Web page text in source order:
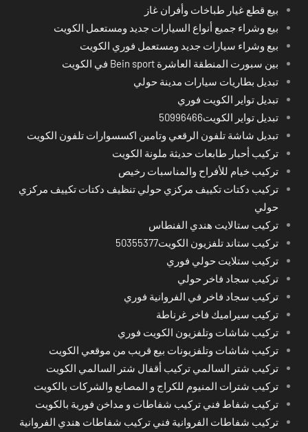
بيع قطع غيار طباخات وأفران غاز
بيع وشراء جميع أنواع السيارات جديد ومستعمل الكويت
بيع وشراء سيارات جديد ومستعمل فوري الكويت
بين سبورت المنطقة العاشرة Bein sport في الكويت
تبديل بطاريات سيارات مدينة حولي
تبديل تواير الكويت فوري
تبديل تواير الكويت50996466
تبديل شاشة تلفون الرقعي وتامين اكسسوارات تلفون الكويت
تركيب أحبار طابعات حديثة ملونة الكويت
تركيب خيام للأفراح والمناسبات رخيص
تركيب دكتات تكييف مركزي حولي تنظيف دكتات تكييف مركزي
حولي
تركيب ستالايت هندي الفنطاس
تركيب ستاند تلفزيون الكويت50355377
تركيب ستلايت حولي فوري
تركيب سجاد فاخر حولي
تركيب سجاد فاخر في الفروانية فوري
تركيب سيراميك فاخر غرناطة
تركيب شاشات وتلفزيون الكويت فوري
تركيب شاشات وتلفزيونات بيع قريب من موقعي الكويت
تركيب شتر السالمي تركيب أقفال شتر السالمي الكويت
تركيب شترات المنيوم للكراج و المصانع والشركات بالكويت
تركيب شفاط فني تركيب شفاطات و مداخن فورية بالكويت
تركيب شفاطات الفروانية فني تركيب شفاطات هندي الفروانية